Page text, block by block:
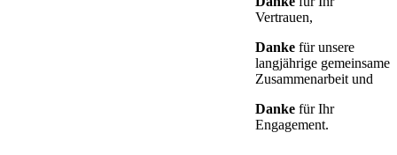
Vertrauen,
Danke für unsere
langjährige gemeinsame
Zusammenarbeit und
Danke für Ihr
Engagement.